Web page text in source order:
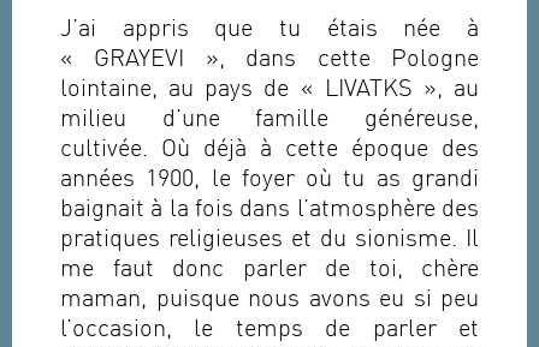
J’ai appris que tu étais née à
« GRAYEVI », dans cette Pologne
lointaine, au pays de « LIVATKS », au
milieu d’une famille généreuse,
cultivée. Où déjà à cette époque des
années 1900, le foyer où tu as grandi
baignait à la fois dans l’atmosphère des
pratiques religieuses et du sionisme. Il
me faut donc parler de toi, chère
maman, puisque nous avons eu si peu
l’occasion, le temps de parler et